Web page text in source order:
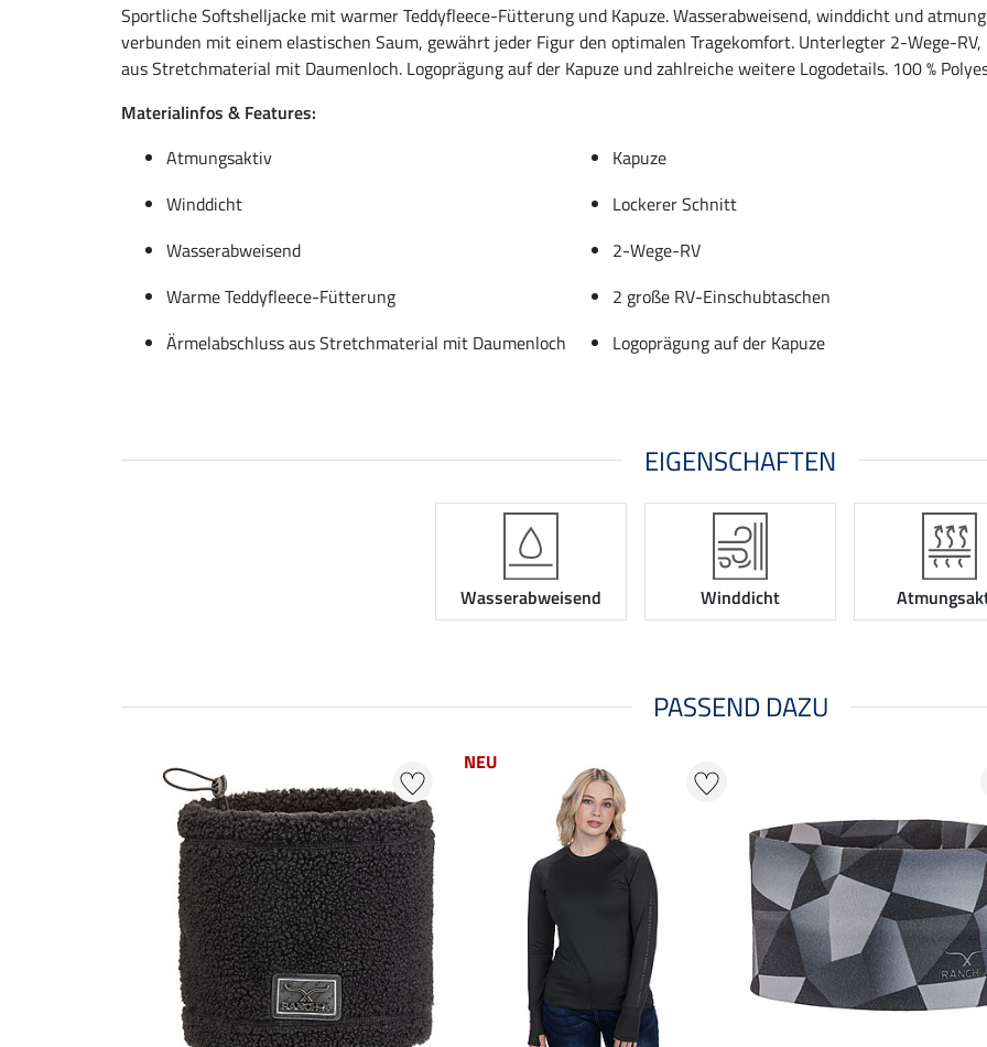
Sportliche Softshelljacke mit warmer Teddyfleece-Fütterung und Kapuze. Wasserabweisend, winddicht und
verbunden mit einem elastischen Saum, gewährt jeder Figur den optimalen Tragekomfort. Unterlegter 2-Wege-
aus Stretchmaterial mit Daumenloch. Logoprägung auf der Kapuze und zahlreiche weitere Logodetails. 100 %
Materialinfos & Features:
Atmungsaktiv
Kapuze
Winddicht
Lockerer Schnitt
Wasserabweisend
2-Wege-RV
Warme Teddyfleece-Fütterung
2 große RV-Einschubtaschen
Ärmelabschluss aus Stretchmaterial mit Daumenloch
Logoprägung auf der Kapuze
EIGENSCHAFTEN
Wasserabweisend Winddicht
PASSEND DAZU
NEU